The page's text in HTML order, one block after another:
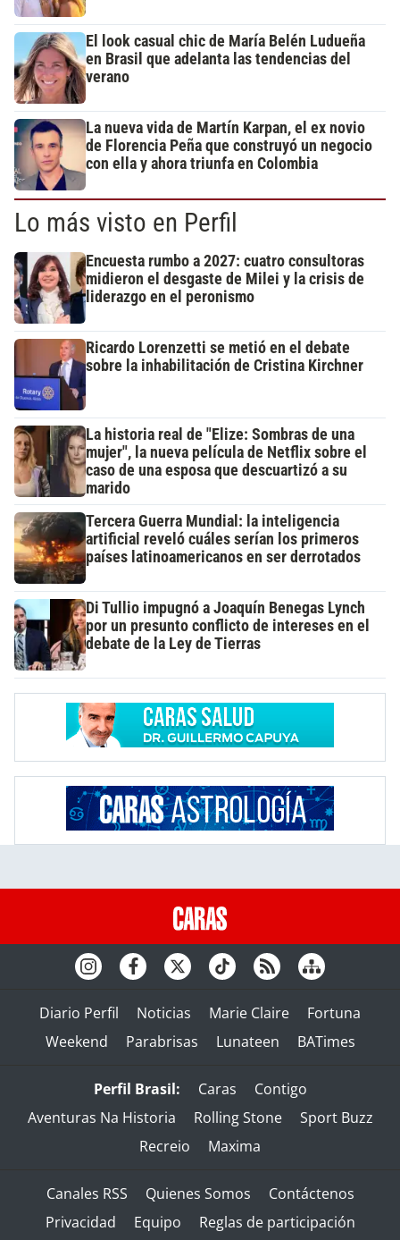
El look casual chic de María Belén Ludueña
en Brasil que adelanta las tendencias del
verano
La nueva vida de Martín Karpan, el ex novio
de Florencia Peña que construyó un negocio
con ella y ahora triunfa en Colombia
Lo más visto en Perfil
Encuesta rumbo a 2027: cuatro consultoras
midieron el desgaste de Milei y la crisis de
liderazgo en el peronismo
Ricardo Lorenzetti se metió en el debate
sobre la inhabilitación de Cristina Kirchner
La historia real de "Elize: Sombras de una
mujer", la nueva película de Netflix sobre el
caso de una esposa que descuartizó a su
marido
Tercera Guerra Mundial: la inteligencia
artificial reveló cuáles serían los primeros
países latinoamericanos en ser derrotados
Di Tullio impugnó a Joaquín Benegas Lynch
por un presunto conflicto de intereses en el
debate de la Ley de Tierras
Diario Perfil Noticias Marie Claire
Fortuna
Weekend
Parabrisas Lunateen BATimes
Perfil Brasil: Caras
Contigo
Aventuras Na Historia
Rolling Stone
Sport Buzz
Recreio
Maxima
Canales RSS Quienes Somos
Contáctenos
Privacidad
Equipo Reglas de participación